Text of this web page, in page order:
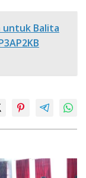
untuk Balita